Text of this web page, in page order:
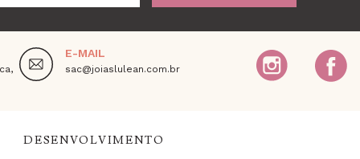
E-MAIL
sac@joiaslulean.com.br
DESENVOLVIMENTO